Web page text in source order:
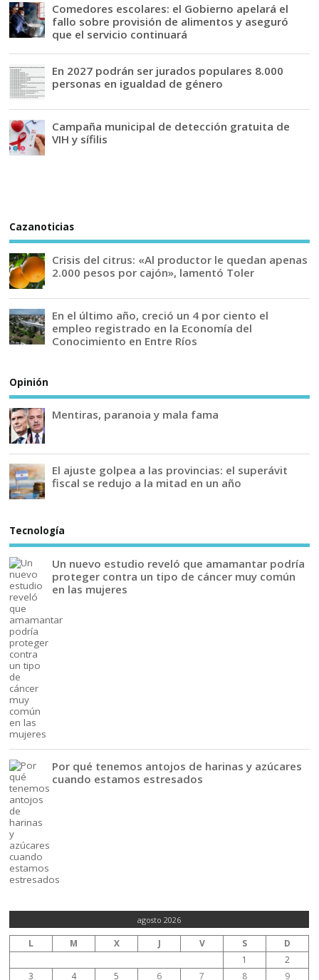
Comedores escolares: el Gobierno apelará el
fallo sobre provisión de alimentos y aseguró
que el servicio continuará
En 2027 podrán ser jurados populares 8.000
personas en igualdad de género
Campaña municipal de detección gratuita de
VIH y sífilis
Cazanoticias
Crisis del citrus: «Al productor le quedan apenas
2.000 pesos por cajón», lamentó Toler
En el último año, creció un 4 por ciento el
empleo registrado en la Economía del
Conocimiento en Entre Ríos
Opinión
Mentiras, paranoia y mala fama
El ajuste golpea a las provincias: el superávit
fiscal se redujo a la mitad en un año
Tecnología
Un nuevo estudio reveló que amamantar podría
proteger contra un tipo de cáncer muy común
en las mujeres
Por qué tenemos antojos de harinas y azúcares
cuando estamos estresados
agosto 2026
L M X J V S
D
1
2
3
4 5 6 7 8 9